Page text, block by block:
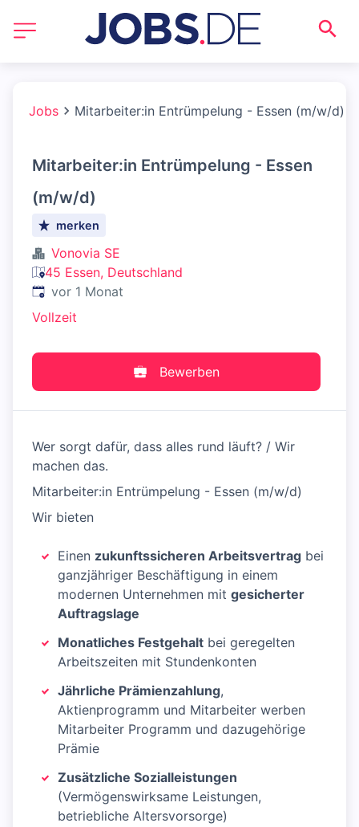
Jobs Mitarbeiter:in Entrümpelung - Essen (m/w/d)
Mitarbeiter:in Entrümpelung - Essen
(m/w/d)
merken
Vonovia SE
45 Essen, Deutschland
Veröffentlicht:
vor 1 Monat
Vollzeit
Bewerben
Wer sorgt dafür, dass alles rund läuft? / Wir
machen das.
Mitarbeiter:in Entrümpelung - Essen (m/w/d)
Wir bieten
Einen zukunftssicheren Arbeitsvertrag bei
ganzjähriger Beschäftigung in einem
modernen Unternehmen mit gesicherter
Auftragslage
Monatliches Festgehalt bei geregelten
Arbeitszeiten mit Stundenkonten
Jährliche Prämienzahlung,
Aktienprogramm und Mitarbeiter werben
Mitarbeiter Programm und dazugehörige
Prämie
Zusätzliche Sozialleistungen
(Vermögenswirksame Leistungen,
betriebliche Altersvorsorge)